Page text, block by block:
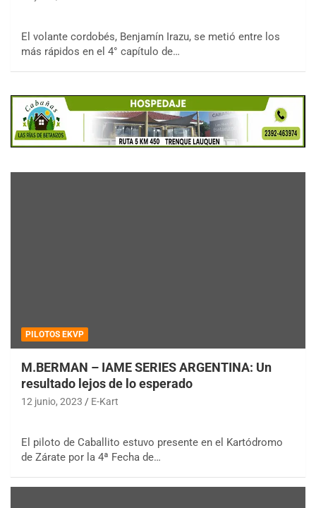
El volante cordobés, Benjamín Irazu, se metió entre los
más rápidos en el 4° capítulo de…
PILOTOS EKVP
M.BERMAN – IAME SERIES ARGENTINA: Un
resultado lejos de lo esperado
12 junio, 2023 E-Kart
El piloto de Caballito estuvo presente en el Kartódromo
de Zárate por la 4ª Fecha de…